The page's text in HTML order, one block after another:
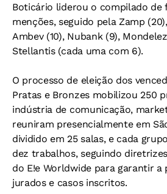
Boticário liderou o compilado de
menções, seguido pela Zamp
Ambev (10), Nubank (9),
Stellantis (cada uma com 6).
O processo de eleição dos
Pratas e Bronzes mobilizou 250
indústria de comunicação,
reuniram presencialmente em
dividido em 25 salas, e cada
dez trabalhos, seguindo
do E!e Worldwide para garantir
jurados e casos inscritos.